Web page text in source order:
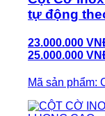
tự động
23.000.000
25.000.000
Mã sản phẩm: